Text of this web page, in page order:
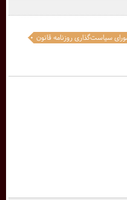
سیاست‌گذاری روزنامه قانون